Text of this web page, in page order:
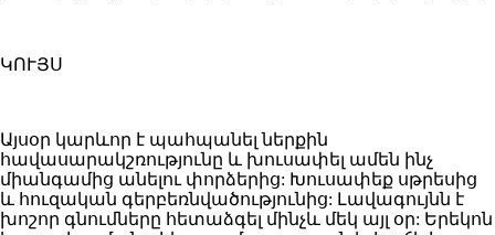
ԿՈՒՅՍ
Այսօր կարևոր է պահպանել ներքին
հավասարակշռությունը և խուսափել ամեն ինչ
միանգամից անելու փորձերից: Խուսափեք սթրեսից
և հուզական գերբեռնվածությունից: Լավագույնն է
խոշոր գնումները հետաձգել մինչև մեկ այլ օր: Երեկոն